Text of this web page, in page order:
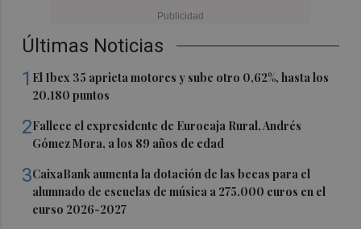
Últimas Noticias
1 El Ibex 35 aprieta motores y sube otro 0,62%, hasta los
20.180 puntos
2Fallece el expresidente de Eurocaja Rural, Andrés
Gómez Mora, a los 89 años de edad
3CaixaBank aumenta la dotación de las becas para el
alumnado de escuelas de música a 275.000 euros en el
curso 2026-2027